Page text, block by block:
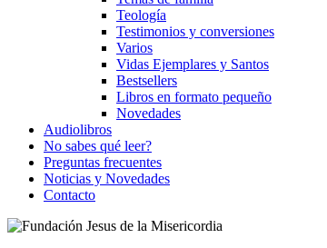
Teología
Testimonios y conversiones
Varios
Vidas Ejemplares y Santos
Bestsellers
Libros en formato pequeño
Novedades
Audiolibros
No sabes qué leer?
Preguntas frecuentes
Noticias y Novedades
Contacto